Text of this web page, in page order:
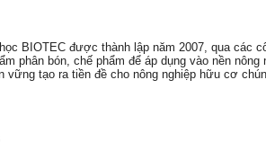
BIOTEC được thành lập năm 2007, qua
phân bón, chế phẩm để áp dụng vào nền
vững tạo ra tiền đề cho nông nghiệp hữu cơ